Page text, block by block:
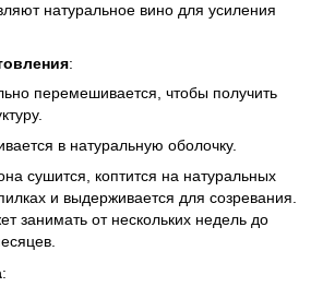
натуральное вино для усиления
:
перемешивается, чтобы получить
в натуральную оболочку.
сушится, коптится на натуральных
и выдерживается для созревания.
занимать от нескольких недель до
: